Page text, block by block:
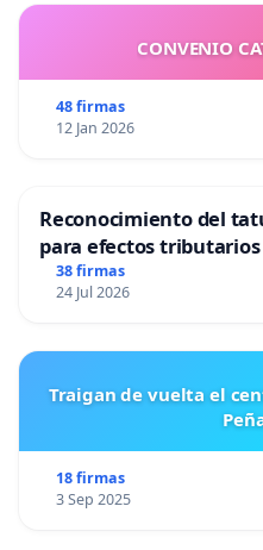
CONVENIO
48 firmas
12 Jan 2026
Reconocimiento del
para efectos tributarios
38 firmas
24 Jul 2026
Traigan de vuelta el
18 firmas
3 Sep 2025